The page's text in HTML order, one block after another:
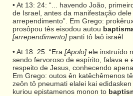
• At 13: 24: “... havendo João,
de Israel, antes da manifestação dele
arrependimento”. Em Grego:
prosôpou tês eisodou autou
[arrependimento] panti tô laô israêl
• At 18: 25: “Era [Apolo] ele instruído
sendo fervoroso de espírito, falava e
respeito de Jesus, conhecendo
Em Grego: outos ên katêchêmenos
zeôn tô pneumati elalei kai
kuriou epistamenos monon to